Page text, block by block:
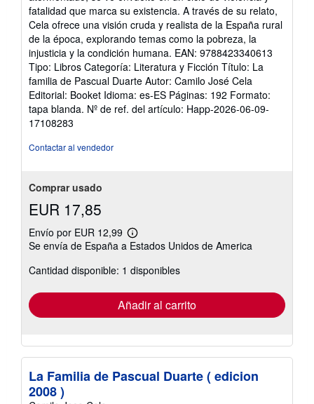
fatalidad que marca su existencia. A través de su relato,
Cela ofrece una visión cruda y realista de la España rural
de la época, explorando temas como la pobreza, la
injusticia y la condición humana. EAN: 9788423340613
Tipo: Libros Categoría: Literatura y Ficción Título: La
familia de Pascual Duarte Autor: Camilo José Cela
Editorial: Booket Idioma: es-ES Páginas: 192 Formato:
tapa blanda. Nº de ref. del artículo: Happ-2026-06-09-
17108283
Contactar al vendedor
Comprar usado
EUR 17,85
Envío por EUR 12,99
Más
información
las
tarifas
envío
Se envía de España a Estados Unidos de America
Cantidad disponible: 1 disponibles
Añadir al carrito
La Familia de Pascual Duarte ( edicion
2008 )